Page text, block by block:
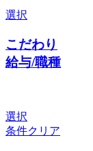
選択
こだわり
給与/職種
選択
条件クリア